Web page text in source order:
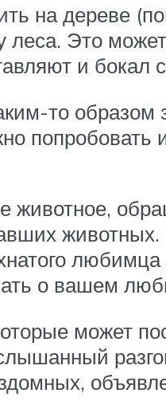
на дереве
леса. Это
и бокал
то образом
попробовать
животных.
о вашем
может